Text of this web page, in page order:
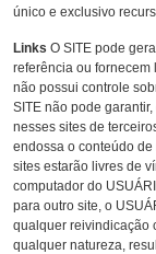
único e exclusivo
Links O SITE pode
referência ou fornecem
não possui controle
SITE não pode
nesses sites de
endossa o conteúdo
sites estarão livres de
computador do
para outro site, o
qualquer reivindicação
qualquer natureza,